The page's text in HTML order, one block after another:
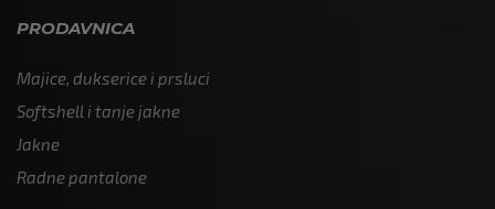
PRODAVNICA
Majice, dukserice i prsluci
Softshell i tanje jakne
Jakne
Radne pantalone